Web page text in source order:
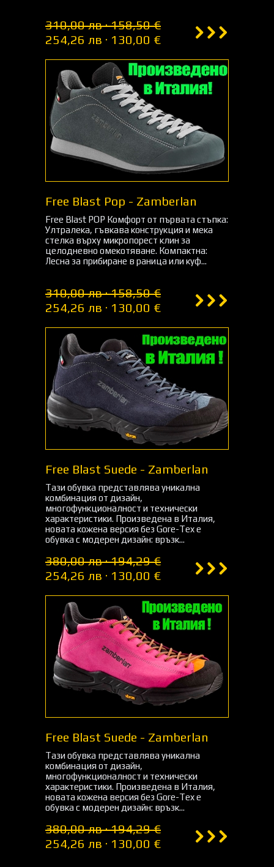
310,00 лв · 158,50 €
254,26 лв · 130,00 €
Free Blast Pop - Zamberlan
Free Blast POP Комфорт от първата стъпка:
Ултралека, гъвкава конструкция и мека
стелка върху микропорест клин за
целодневно омекотяване. Компактна:
Лесна за прибиране в раница или куф...
310,00 лв · 158,50 €
254,26 лв · 130,00 €
Free Blast Suede - Zamberlan
Тази обувка представлява уникална
комбинация от дизайн,
многофункционалност и технически
характеристики. Произведена в Италия,
новата кожена версия без Gore-Tex е
обувка с модерен дизайн: връзк...
380,00 лв · 194,29 €
254,26 лв · 130,00 €
Free Blast Suede - Zamberlan
Тази обувка представлява уникална
комбинация от дизайн,
многофункционалност и технически
характеристики. Произведена в Италия,
новата кожена версия без Gore-Tex е
обувка с модерен дизайн: връзк...
380,00 лв · 194,29 €
254,26 лв · 130,00 €